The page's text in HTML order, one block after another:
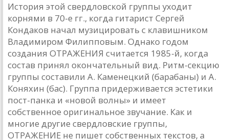
История этой свердловской группы уходит
корнями в 70-е гг., когда гитарист Сергей
Кондаков начал музицировать с клавишником
Владимиром Филипповым. Однако годом
создания ОТРАЖЕНИЯ считается 1985-й, когда
состав принял окончательный вид. Ритм-секцию
группы составили А. Каменецкий (барабаны) и А.
Коняхин (бас). Группа придерживается эстетики
пост-панка и «новой волны» и имеет
собственное оригинальное звучание. Как и
многие другие свердловские группы,
ОТРАЖЕНИЕ не пишет собственных текстов, а